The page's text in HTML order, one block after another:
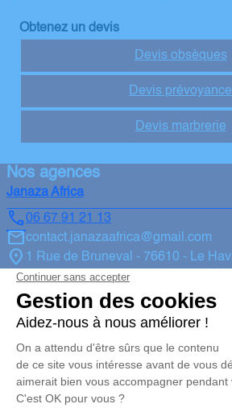
Obtenez un devis
Devis obsèques
Devis prévoyance
Devis marbrerie
Nos agences
Janaza Africa
06 67 91 21 13
contact.janazaafrica@gmail.com
1 Rue de Bruneval - 76610 - Le
5/5 - 21 avis
Janaza Africa
contact.janazaafrica@gmail.com
2 Place des Anciens Combattants -
Janaza Africa